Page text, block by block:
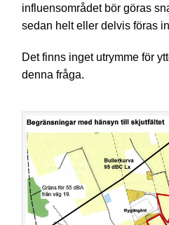
influensområdet bör göras
sedan helt eller delvis föras
Det finns inget utrymme för
denna fråga.